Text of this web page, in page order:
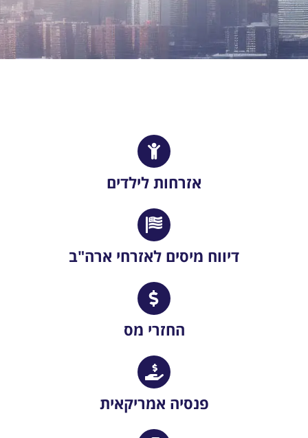
אזרחות לילדים
דיווח מיסים לאזרחי ארה"ב
החזרי מס
פנסיה אמריקאית